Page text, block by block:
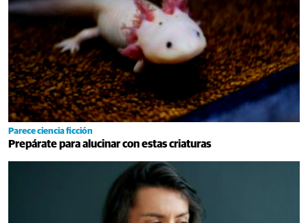
Parece ciencia ficción
Prepárate para alucinar con estas criaturas